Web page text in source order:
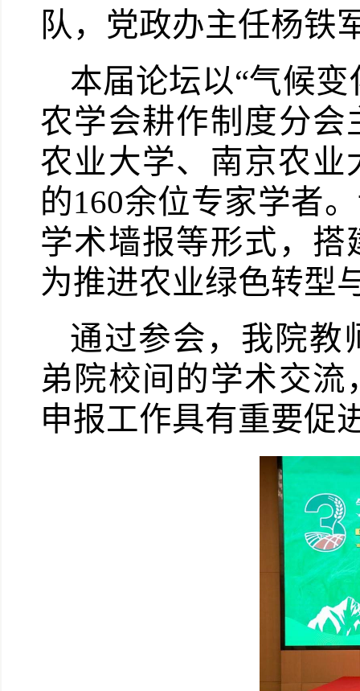
队，党政办主任杨铁
本届论坛以“气候
农学会耕作制度分
农业大学、南京农业
的160余位专家学者
学术墙报等形式，
为推进农业绿色转型
通过参会，我院教
弟院校间的学术交
申报工作具有重要促